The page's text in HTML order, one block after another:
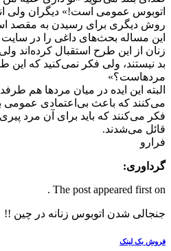
اتوبوس عمومی است!» دیگران ولی
روش دیگری برای رسیدن به مقصد
این مساله بحث‌های داغی را در سایت
زنان از این طرح استقبال کرده‌اند
بد نیستند، ولی فکر نمی‌کنید که این
مردهاست؟»
البته این ایده در میان مردها هم
می‌کنند که باعث بی‌اعتمادی عمومی
فکر می‌کنند که باید برای آن مرد
قائل می‌شدند.
فرارو
گرداوری:
The post appeared first on .
جنجالی شدن اتوبوس‌ زنانه در چین !!
فروش بک لینک